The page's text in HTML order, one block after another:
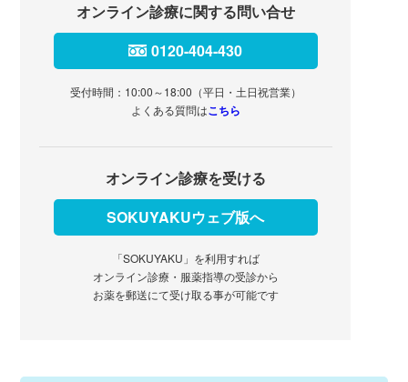
オンライン診療に関する問い合せ
0120-404-430
受付時間：10:00～18:00（平日・土日祝営業）
よくある質問はこちら
オンライン診療を受ける
SOKUYAKUウェブ版へ
「SOKUYAKU」を利用すれば
オンライン診療・服薬指導の受診から
お薬を郵送にて受け取る事が可能です